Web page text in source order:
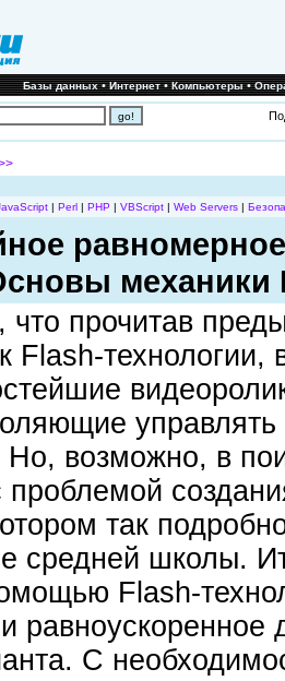
Базы данных•Интернет•Компьютеры•
| Perl| PHP| VBScript| Web Servers|
механики
прочитав
Flash-технологии,
возможно, в
проблемой
так
средней школы.
Flash-
С